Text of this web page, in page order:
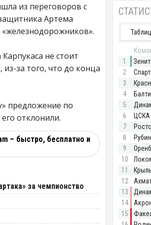
из переговоров с
Артема
не стоит
за того, что до конца
предложение по
отклонили.
– быстро, бесплатно и
за чемпионство